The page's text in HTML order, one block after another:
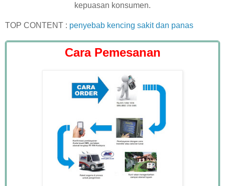
kepuasan konsumen.
TOP CONTENT : penyebab kencing sakit dan panas
Cara Pemesanan